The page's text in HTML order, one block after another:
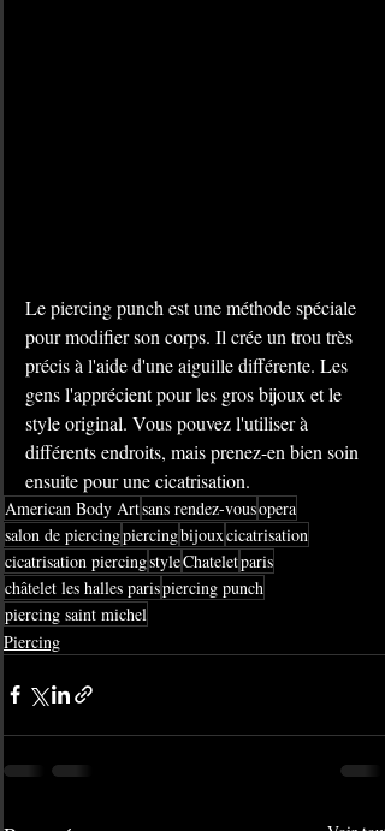
Le piercing punch est une méthode spéciale
pour modifier son corps. Il crée un trou très
précis à l'aide d'une aiguille différente. Les
gens l'apprécient pour les gros bijoux et le
style original. Vous pouvez l'utiliser à
différents endroits, mais prenez-en bien soin
ensuite pour une cicatrisation.
American Body Artsans rendez-vousopera
salon de piercingpiercingbijouxcicatrisation
cicatrisation piercingstyleChateletparis
châtelet les halles parispiercing punch
piercing saint michel
Piercing